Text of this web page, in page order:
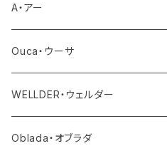
トップス
カットソー
シャツ
ボトム
デニム
その他パンツ
ワンピース・サロペット
その他
アウター
トップス
ボトム
サロペット・オールインワン
A・アー
バッグ
その他
Ouca・ウーサ
アクセサリー
WELLDER・ウェルダー
アウター
Oblada・オブラダ